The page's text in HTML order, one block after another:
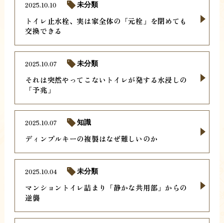
トイレ止水栓、実は家全体の「元栓」を閉めても
交換できる
2025.10.10 未分類
それは突然やってこないトイレが発する水浸しの
「予兆」
2025.10.07 未分類
ディンプルキーの複製はなぜ難しいのか
2025.10.07 知識
マンショントイレ詰まり「静かな共用部」からの
逆襲
2025.10.04 未分類